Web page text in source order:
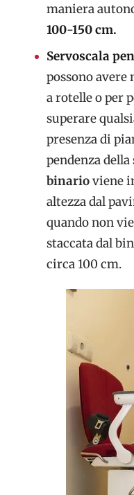
maniera
100-150 cm.
Servoscala
possono avere
a rotelle o per
superare
presenza di
pendenza della
binarioviene
altezza dal
quando non
staccata dal
circa 100 cm.